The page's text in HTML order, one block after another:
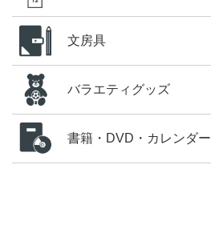
文房具
バラエティグッズ
書籍・DVD・カレンダー